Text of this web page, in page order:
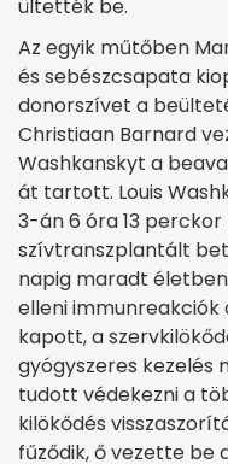
ültették be.
Az egyik műtőben
és sebészcsapata
donorszívet a
Christiaan Barnard
Washkanskyt a
át tartott. Louis
3-án 6 óra 13
szívtranszplantált
napig maradt
elleni immunreakciók
kapott, a
gyógyszeres kezelés
tudott védekezni a
kilökődés
fűződik, ő vezette be